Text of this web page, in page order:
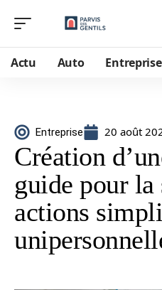
Actu Auto Entreprise
Entreprise 20 août
Création
guide pour la
actions